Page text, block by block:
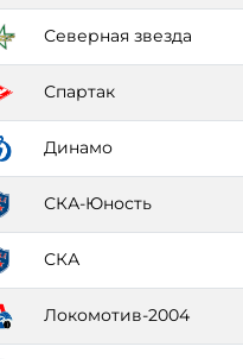
Северная звезда
Спартак
Динамо
СКА-Юность
СКА
Локомотив-2004